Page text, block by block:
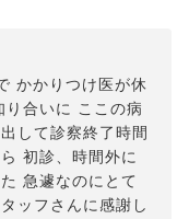
かかりつけ医が休
合いに ここの病
して診察終了時間
初診、時間外に
急遽なのにとて
ッフさんに感謝し